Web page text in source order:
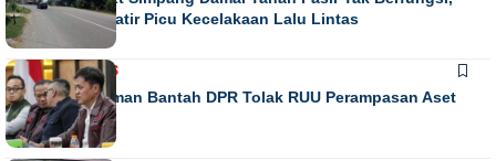
Warga Khawatir Picu Kecelakaan Lalu Lintas
NASIONALNEWS
Habiburokhman Bantah DPR Tolak RUU Perampasan Aset